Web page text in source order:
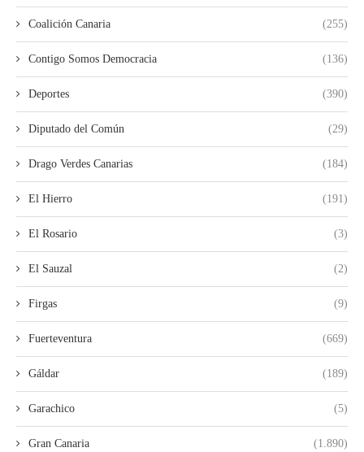
Coalición Canaria (255)
Contigo Somos Democracia (136)
Deportes (390)
Diputado del Común (29)
Drago Verdes Canarias (184)
El Hierro (191)
El Rosario (3)
El Sauzal (2)
Firgas (9)
Fuerteventura (669)
Gáldar (189)
Garachico (5)
Gran Canaria (1.890)